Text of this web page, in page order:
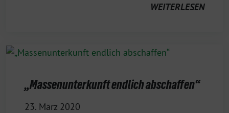
WEITERLESEN
„Massenunterkunft endlich abschaffen“
23. März 2020